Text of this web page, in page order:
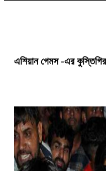
এশিয়ান গেমস -এর